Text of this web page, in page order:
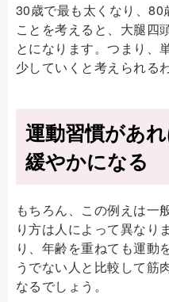
30歳で最も太くなり、80
ことを考えると、大腿四
とになります。つまり、
少していくと考えられる
運動習慣があ
緩やかになる
もちろん、この例えは一
り方は人によって異なり
り、年齢を重ねても運動
うでない人と比較して筋
なるでしょう。